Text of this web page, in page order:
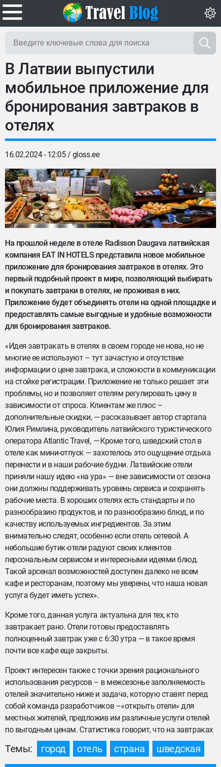
В Латвии выпустили
мобильное приложение для
бронирования завтраков в
отелях
16.02.2024 - 12:05 / gloss.ee
На прошлой неделе в отеле Radisson Daugava латвийская
компания EAT IN HOTELS представила новое мобильное
приложение для бронирования завтраков в отелях. Это
первый подобный проект в мире, позволяющий выбирать
и покупать завтраки в отелях, не проживая в них.
Приложение будет объединять отели на одной площадке и
предоставлять самые выгодные и удобные возможности
для бронирования завтраков.
«Идея завтракать в отелях в своем городе не нова, но не
многие ее используют – тут зачастую и отсутствие
информации о цене завтрака, и сложности в коммуникации
на стойке регистрации. Приложение не только решает эти
проблемы, но и позволяет отелям регулировать цену в
зависимости от спроса. Клиентам же плюс –
дополнительные скидки, — рассказывает автор стартапа
Юлия Римлина, руководитель латвийского туристического
оператора Atlantic Travel, —Кроме того, шведский стол в
отеле как мини-отпуск — захотелось это ощущение отдыха
перенести и в наши рабочие будни. Латвийские отели
приняли нашу идею «на ура» — вне зависимости от сезона
они должны поддерживать уровень сервиса и сохранять
рабочие места. В хороших отелях есть стандарты и по
разнообразию продуктов, и по разнообразию блюд, и по
качеству используемых ингредиентов. За этим
внимательно следят, особенно если отель сетевой. А
небольшие бутик-отели радуют своих клиентов
персональным сервисом и интересными идеями блюд.
Такой арсенал возможностей доступен далеко не всем
кафе и ресторанам, поэтому мы уверены, что наша новая
услуга будет иметь успех».
Кроме того, данная услуга актуальна для тех, кто
завтракает рано. Отели готовы предоставлять
полноценный завтрак уже с 6:30 утра — в такое время
почти все кафе еще закрыты.
Проект интересен также с точки зрения рационального
использования ресурсов – в межсезонье заполняемость
отелей значительно ниже и задача, которую ставят перед
собой команда разработчиков –«открыть отели» для
местных жителей, предложив им различные услуги отелей
по выгодным ценам. Статистика говорит, что на завтраках
Темы: город отель страна шведская